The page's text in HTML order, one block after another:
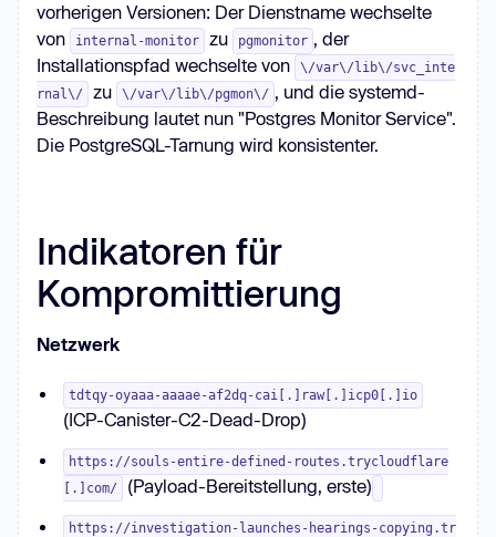
vorherigen Versionen: Der Dienstname wechselte
von
internal-monitor zu pgmonitor , der
Installationspfad wechselte von
\/var\/lib\/svc_inte
rnal\/
zu \/var\/lib\/pgmon\/ , und die systemd-
Beschreibung lautet nun "Postgres Monitor Service".
Die PostgreSQL-Tarnung wird konsistenter.
Indikatoren für
Kompromittierung
Netzwerk
tdtqy-oyaaa-aaaae-af2dq-cai[.]raw[.]icp0[.]io
(ICP-Canister-C2-Dead-Drop)
https://souls-entire-defined-routes.trycloudflare
[.]com/
(Payload-Bereitstellung, erste)
https://investigation-launches-hearings-copying.tr